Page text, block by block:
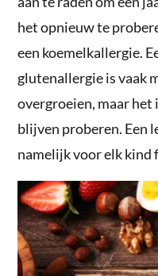
het opnieuw te
een koemelkallergie.
glutenallergie is vaak
overgroeien, maar het
blijven proberen. Een
namelijk voor elk kind